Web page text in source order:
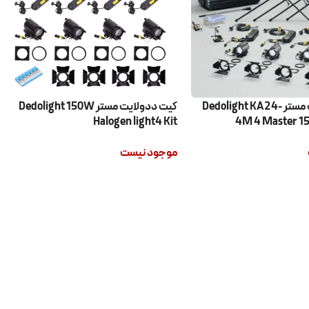
کیت ددولایت مستر Dedolight KA24-
4M 4 Master
کیت ددولایت مستر Dedolight 150W
Halogen light4 Kit
موجود نیست